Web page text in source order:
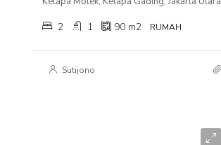
2 1 90 m2 RUMAH
Sutijono